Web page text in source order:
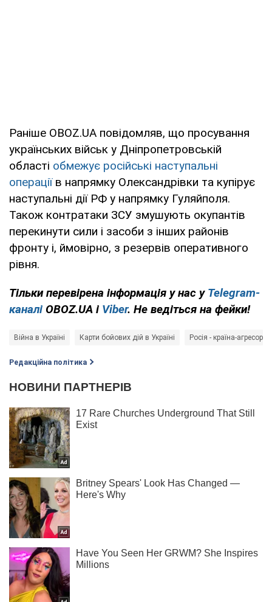
Раніше OBOZ.UA повідомляв, що просування
українських військ у Дніпропетровській
області обмежує російські наступальні
операції в напрямку Олександрівки та купірує
наступальні дії РФ у напрямку Гуляйполя.
Також контратаки ЗСУ змушують окупантів
перекинути сили і засоби з інших районів
фронту і, ймовірно, з резервів оперативного
рівня.
Тількиперевірена інформація у нас у Telegram-
каналі OBOZ.UA і Viber. Не ведіться на фейки!
Війна в Україні Карти бойових дій в Україні Росія - країна-агресор
Редакційна політика